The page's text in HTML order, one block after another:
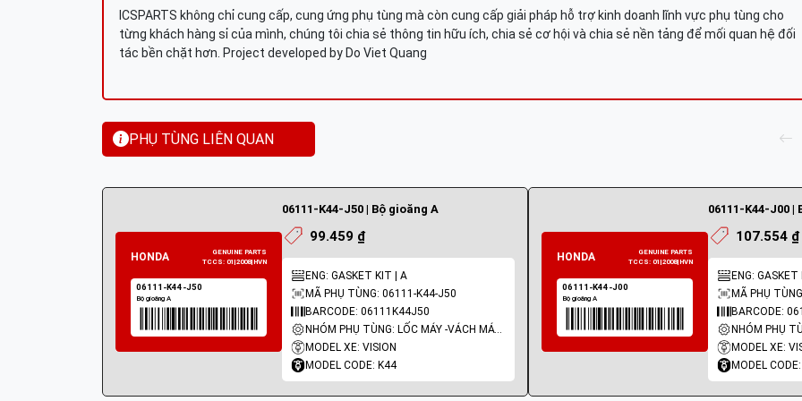
ICSPARTS không chỉ cung cấp, cung ứng phụ tùng mà còn cung cấp giải pháp hỗ trợ kinh doanh lĩnh vực phụ tùng cho
từng khách hàng sỉ của mình, chúng tôi chia sẻ thông tin hữu ích, chia sẻ cơ hội và chia sẻ nền tảng để mối quan hệ đối
tác bền chặt hơn. Project developed by Do Viet Quang
PHỤ TÙNG LIÊN QUAN
06111-K44-J50 | Bộ gioăng A
99.459 ₫
ENG: GASKET KIT | A
MÃ PHỤ TÙNG: 06111-K44-J50
BARCODE: 06111K44J50
NHÓM PHỤ TÙNG: LỐC MÁY -VÁCH MÁY - GIOĂNG MÁY
MODEL XE: VISION
MODEL CODE: K44
06111-K44-J00 |
107.554 ₫
ENG: GASKET
MÃ PHỤ
BARCODE:
MODEL XE:
MODEL